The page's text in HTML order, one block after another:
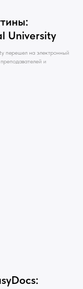
University
перешел на электронный
и